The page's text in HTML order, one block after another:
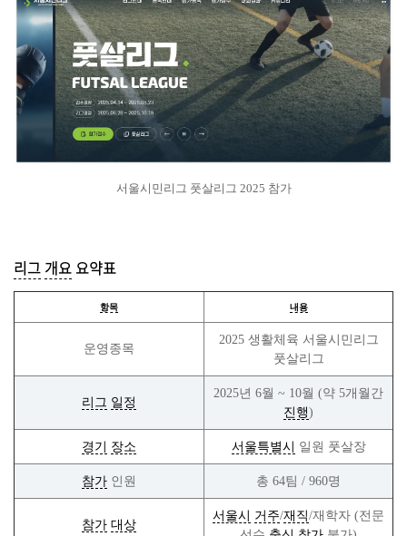
서울시민리그 풋살리그 2025 참가
리그 개요 요약표
항목 내용
운영종목
2025 생활체육 서울시민리그
풋살리그
리그 일정
2025년 6월 ~ 10월 (약 5개월간
진행)
경기 장소 서울특별시 일원 풋살장
참가 인원 총 64팀 / 960명
참가 대상
서울시 거주/재직/재학자 (전문